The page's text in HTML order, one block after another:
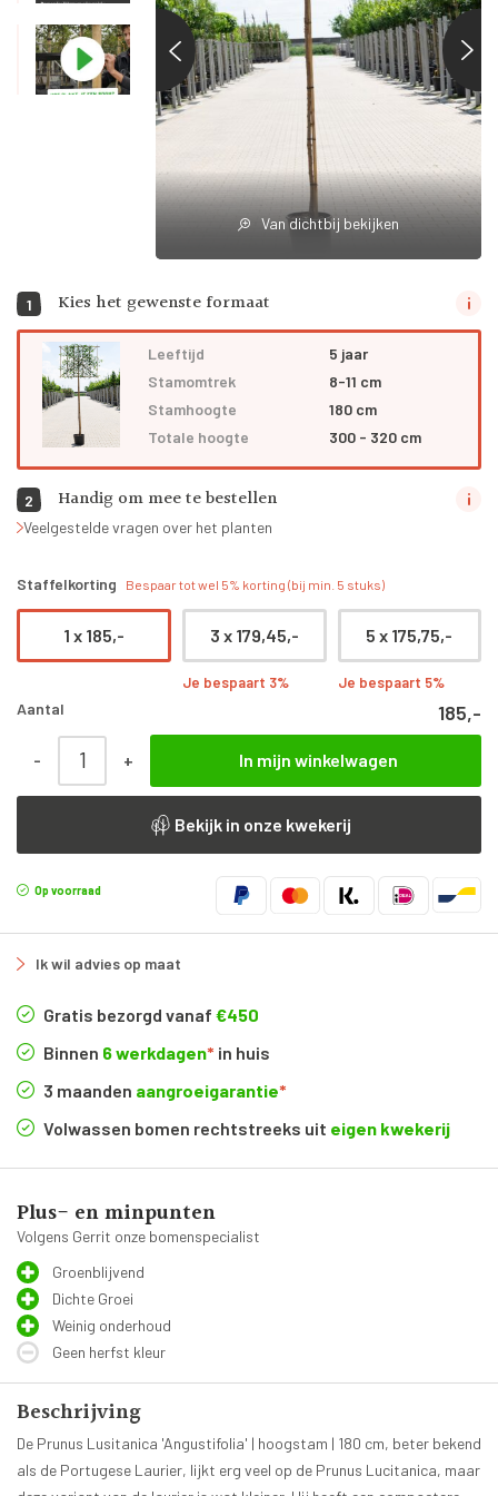
Van dichtbij bekijken
1 Kies het gewenste formaat
Leeftijd
5 jaar
Stamomtrek
8-11 cm
Stamhoogte
180 cm
Totale hoogte
300 - 320 cm
2 Handig om mee te bestellen
Veelgestelde vragen over het planten
Staffelkorting Bespaar tot wel 5% korting (bij min. 5 stuks)
1 x 185,- 3 x 179,45,-
Je bespaart 3%
5 x 175,75,-
Je bespaart 5%
Aantal 185,-
- + In mijn winkelwagen
Bekijk in onze kwekerij
Op voorraad
Ik wil advies op maat
Gratis bezorgd vanaf €450
Binnen 6 werkdagen* in huis
3 maanden aangroeigarantie*
Volwassen bomen rechtstreeks uit eigen kwekerij
Plus- en minpunten
Volgens Gerrit onze bomenspecialist
Groenblijvend
Dichte Groei
Weinig onderhoud
Geen herfst kleur
Beschrijving
De Prunus Lusitanica 'Angustifolia' | hoogstam | 180 cm, beter bekend
als de Portugese Laurier, lijkt erg veel op de Prunus Lucitanica, maar